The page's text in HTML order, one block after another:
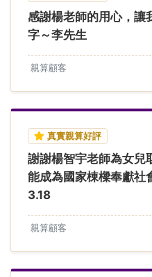
感謝楊老師的用心，讓
字～李先生
親算顧客
真實親算好評
謝謝楊智宇老師為女兒
能成為國家棟樑奉獻社
3.18
親算顧客